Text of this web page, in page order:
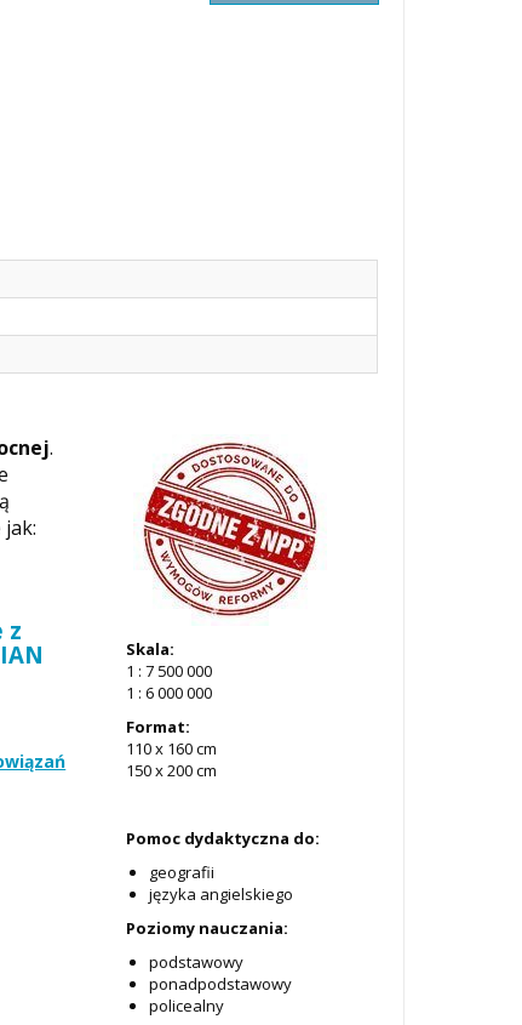
.
z
Skala:
1 : 7 500 000
1 : 6 000 000
Format:
110 x 160 cm
150 x 200 cm
Pomoc dydaktyczna do:
geografii
języka angielskiego
Poziomy nauczania:
podstawowy
ponadpodstawowy
policealny